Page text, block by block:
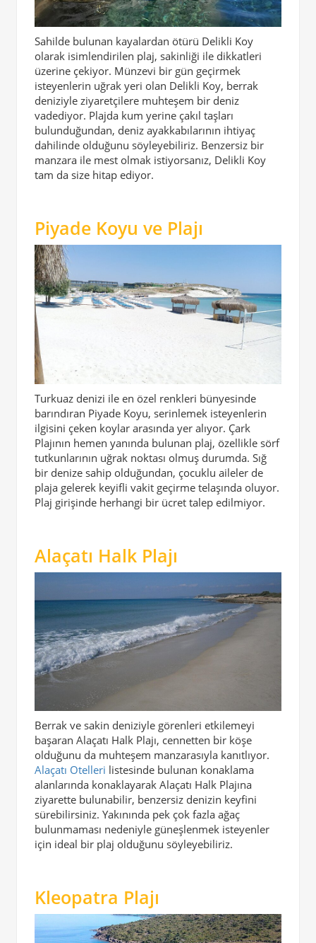
Sahilde bulunan kayalardan ötürü Delikli Koy
olarak isimlendirilen plaj, sakinliği ile dikkatleri
üzerine çekiyor. Münzevi bir gün geçirmek
isteyenlerin uğrak yeri olan Delikli Koy, berrak
deniziyle ziyaretçilere muhteşem bir deniz
vadediyor. Plajda kum yerine çakıl taşları
bulunduğundan, deniz ayakkabılarının ihtiyaç
dahilinde olduğunu söyleyebiliriz. Benzersiz bir
manzara ile mest olmak istiyorsanız, Delikli Koy
tam da size hitap ediyor.
Piyade Koyu ve Plajı
Turkuaz denizi ile en özel renkleri bünyesinde
barındıran Piyade Koyu, serinlemek isteyenlerin
ilgisini çeken koylar arasında yer alıyor. Çark
Plajının hemen yanında bulunan plaj, özellikle sörf
tutkunlarının uğrak noktası olmuş durumda. Sığ
bir denize sahip olduğundan, çocuklu aileler de
plaja gelerek keyifli vakit geçirme telaşında oluyor.
Plaj girişinde herhangi bir ücret talep edilmiyor.
Alaçatı Halk Plajı
Berrak ve sakin deniziyle görenleri etkilemeyi
başaran Alaçatı Halk Plajı, cennetten bir köşe
olduğunu da muhteşem manzarasıyla kanıtlıyor.
Alaçatı Otelleri listesinde bulunan konaklama
alanlarında konaklayarak Alaçatı Halk Plajına
ziyarette bulunabilir, benzersiz denizin keyfini
sürebilirsiniz. Yakınında pek çok fazla ağaç
bulunmaması nedeniyle güneşlenmek isteyenler
için ideal bir plaj olduğunu söyleyebiliriz.
Kleopatra Plajı